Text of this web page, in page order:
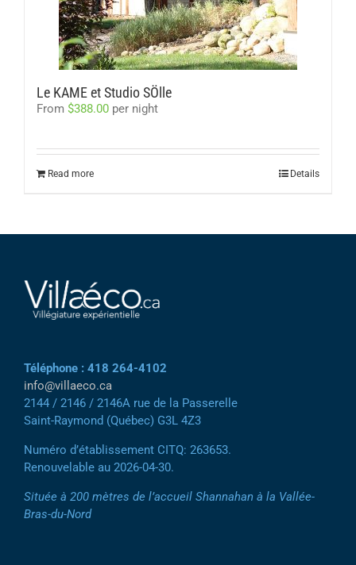
Le KAME et Studio SÖlle
From $388.00 per night
Read more Details
Téléphone : 418 264-4102
info@villaeco.ca
2144 / 2146 / 2146A rue de la Passerelle
Saint-Raymond (Québec) G3L 4Z3
Numéro d’établissement CITQ: 263653.
Renouvelable au 2026-04-30.
Située à 200 mètres de l’accueil Shannahan à la Vallée-
Bras-du-Nord